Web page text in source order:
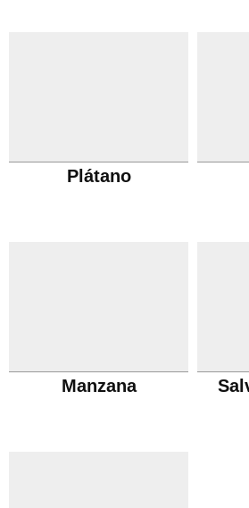
Plátano
Manzana